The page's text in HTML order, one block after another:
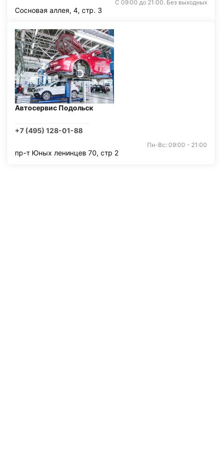
С 09:00 до 21:00. Без выходных
Сосновая аллея, 4, стр. 3
Автосервис Подольск
+7 (495) 128-01-88
Пн-Вс: 09:00 - 21:00
пр-т Юных ленинцев 70, стр 2